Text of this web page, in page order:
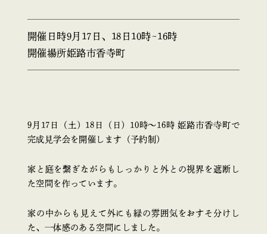
開催日時9月17日、18日10時~16時
開催場所姫路市香寺町
9月17日（土）18日（日）10時～16時 姫路市香寺町で
完成見学会を開催します（予約制）
家と庭を繋ぎながらもしっかりと外との視界を遮断し
た空間を作っています。
家の中からも見えて外にも緑の雰囲気をおすそ分けし
た、一体感のある空間にしました。